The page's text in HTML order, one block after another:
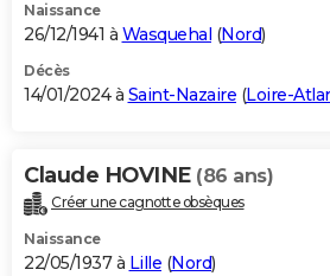
Naissance
26/12/1941 à Wasquehal (Nord)
Décès
14/01/2024 à Saint-Nazaire (Loire-
Claude HOVINE (86 ans)
Créer une cagnotte obsèques
Naissance
22/05/1937 à Lille (Nord)